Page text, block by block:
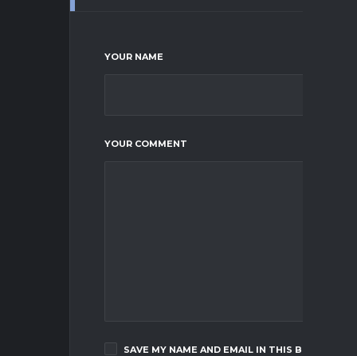
YOUR NAME
YOUR COMMENT
SAVE MY NAME AND EMAIL IN THIS BROWSER